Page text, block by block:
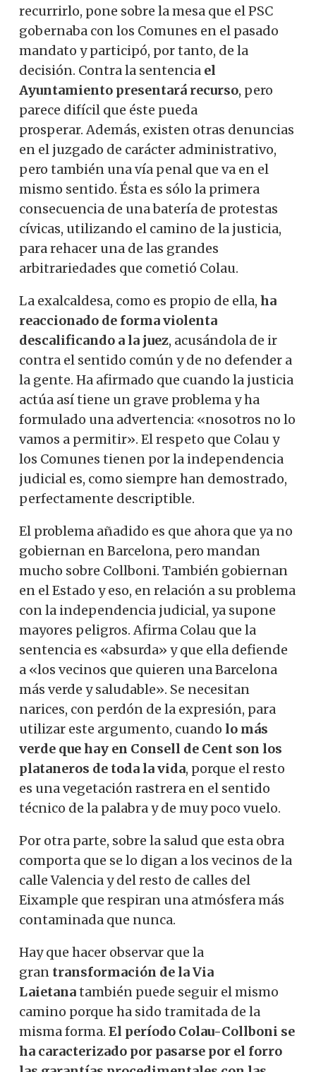
recurrirlo, pone sobre la mesa que el PSC
gobernaba con los Comunes en el pasado
mandato y participó, por tanto, de la
decisión. Contra la sentencia el
Ayuntamiento presentará recurso, pero
parece difícil que éste pueda
prosperar. Además, existen otras denuncias
en el juzgado de carácter administrativo,
pero también una vía penal que va en el
mismo sentido. Ésta es sólo la primera
consecuencia de una batería de protestas
cívicas, utilizando el camino de la justicia,
para rehacer una de las grandes
arbitrariedades que cometió Colau.
La exalcaldesa, como es propio de ella, ha
reaccionado de forma violenta
descalificando a la juez, acusándola de ir
contra el sentido común y de no defender a
la gente. Ha afirmado que cuando la justicia
actúa así tiene un grave problema y ha
formulado una advertencia: «nosotros no lo
vamos a permitir». El respeto que Colau y
los Comunes tienen por la independencia
judicial es, como siempre han demostrado,
perfectamente descriptible.
El problema añadido es que ahora que ya no
gobiernan en Barcelona, ​​pero mandan
mucho sobre Collboni. También gobiernan
en el Estado y eso, en relación a su problema
con la independencia judicial, ya supone
mayores peligros. Afirma Colau que la
sentencia es «absurda» y que ella defiende
a «los vecinos que quieren una Barcelona
más verde y saludable». Se necesitan
narices, con perdón de la expresión, para
utilizar este argumento, cuando lo más
verde que hay en Consell de Cent son los
plataneros de toda la vida, porque el resto
es una vegetación rastrera en el sentido
técnico de la palabra y de muy poco vuelo.
Por otra parte, sobre la salud que esta obra
comporta que se lo digan a los vecinos de la
calle Valencia y del resto de calles del
Eixample que respiran una atmósfera más
contaminada que nunca.
Hay que hacer observar que la
gran transformación de la Via
Laietanatambién puede seguir el mismo
camino porque ha sido tramitada de la
misma forma. El período Colau-Collboni se
ha caracterizado por pasarse por el forro